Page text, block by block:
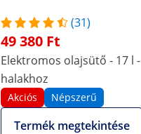
(31)
49 380 Ft
Elektromos olajsütő - 17 l -
halakhoz
Akciós Népszerű
Termék megtekintése